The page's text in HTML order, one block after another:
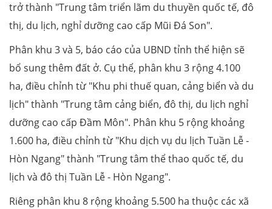
trở thành "Trung tâm triển lãm du thuyền quốc tế, đô
thị, du lịch, nghỉ dưỡng cao cấp Mũi Đá Son".
Phân khu 3 và 5, báo cáo của UBND tỉnh thể hiện sẽ
bổ sung thêm đất ở. Cụ thể, phân khu 3 rộng 4.100
ha, điều chỉnh từ "Khu phi thuế quan, cảng biển và du
lịch" thành "Trung tâm cảng biển, đô thị, du lịch nghỉ
dưỡng cao cấp Đầm Môn". Phân khu 5 rộng khoảng
1.600 ha, điều chỉnh từ "Khu dịch vụ du lịch Tuần Lễ -
Hòn Ngang" thành "Trung tâm thể thao quốc tế, du
lịch và đô thị Tuần Lễ - Hòn Ngang".
Riêng phân khu 8 rộng khoảng 5.500 ha thuộc các xã